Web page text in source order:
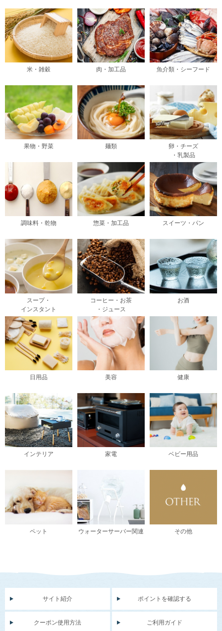
米・雑穀 肉・加工品 魚介類・シーフード
果物・野菜 麺類
卵・チーズ
・乳製品
調味料・乾物 惣菜・加工品 スイーツ・パン
スープ・
インスタント
コーヒー・お茶
・ジュース
お酒
日用品 美容 健康
インテリア 家電 ベビー用品
ペット ウォーターサーバー関連 その他
サイト紹介 ポイントを確認する
クーポン使用方法 ご利用ガイド